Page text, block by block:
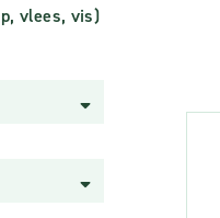
vlees, vis)